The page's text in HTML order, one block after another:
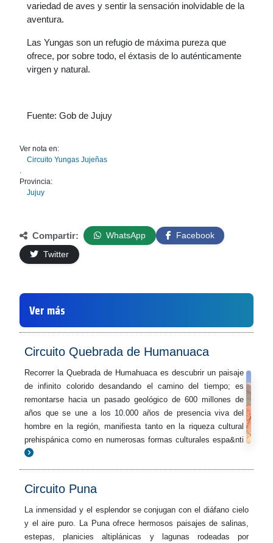
variedad de aves y sentir la sensación inolvidable de la
aventura.
Las Yungas son un refugio de máxima pureza que
ofrece, por sobre todo, el éxtasis de lo auténticamente
virgen y natural.
Fuente: Gob de Jujuy
Ver nota en:
Circuito Yungas Jujeñas
.
Provincia:
Jujuy
Compartir: WhatsApp
Facebook
Twitter
Ver más
Circuito Quebrada de Humanuaca
Recorrer la Quebrada de Humahuaca es descubrir un paisaje
de infinito colorido desandando el camino del tiempo; es
remontarse hacia un pasado geológico de 600 millones de
años que se une a los 10.000 años de presencia viva del
hombre en la región, manifiesta tanto en la riqueza cultural
prehispánica como en numerosas formas culturales espa&nti
Circuito Puna
La inmensidad y el esplendor se conjugan con el diáfano cielo
y el aire puro. La Puna ofrece hermosos paisajes de salinas,
estepas, planicies altiplánicas y lagunas rodeadas por